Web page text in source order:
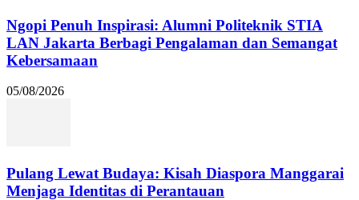
Ngopi Penuh Inspirasi: Alumni Politeknik STIA
LAN Jakarta Berbagi Pengalaman dan Semangat
Kebersamaan
05/08/2026
Pulang Lewat Budaya: Kisah Diaspora Manggarai
Menjaga Identitas di Perantauan